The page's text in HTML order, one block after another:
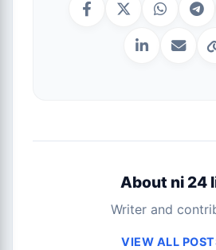
About ni 24
Writer and
VIEW ALL